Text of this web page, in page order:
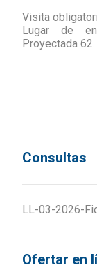
Visita
Lugar de
Proyectada 62.
Consultas
LL-03-2026-
Ofertar en